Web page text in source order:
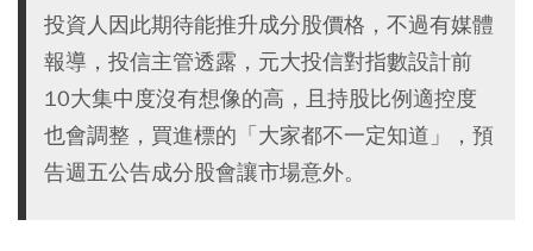
投資人因此期待能推升成分股價格，不過有媒體
報導，投信主管透露，元大投信對指數設計前
10大集中度沒有想像的高，且持股比例適控度
也會調整，買進標的「大家都不一定知道」，預
告週五公告成分股會讓市場意外。